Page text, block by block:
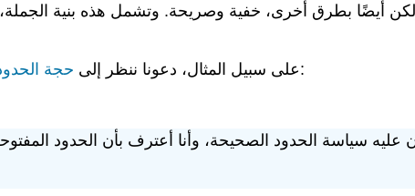
أيضًا بطرق أخرى، خفية وصريحة. وتشمل هذه بنية الجملة،
على سبيل المثال، دعونا ننظر إلى حجة الحدود . وتنص الفقرة الثالثة على ما يلي:
سياسة الحدود الصحيحة، وأنا أعترف بأن الحدود